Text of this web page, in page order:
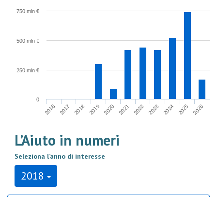
2016 2017 2018 2019 2020 2021 2022 2023 2024 2025 2026
0
250 mln €
500 mln €
750 mln €
L’Aiuto in numeri
Seleziona l’anno di interesse
2018